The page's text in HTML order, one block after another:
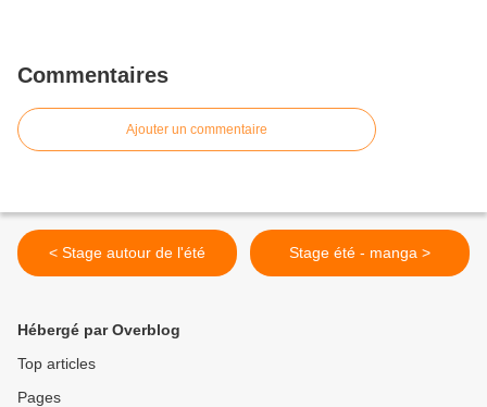
Commentaires
Ajouter un commentaire
< Stage autour de l'été Stage été - manga >
Hébergé par Overblog
Top articles
Pages